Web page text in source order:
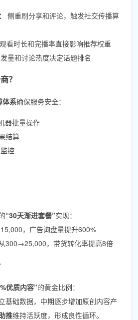
侧重刷分享和评论，触发社交传播算
看时长和完播率直接影响推荐权重
量和讨论热度决定话题排名
？
体系确保服务安全：
器批量操作
结算
控
“30天渐进套餐”实现：
，广告询盘量提升600%
300→25,000，带货转化率提高8倍
优质内容”的黄金比例：
基础数据，中期逐步增加原创内容产
推维持活跃度，形成良性循环。